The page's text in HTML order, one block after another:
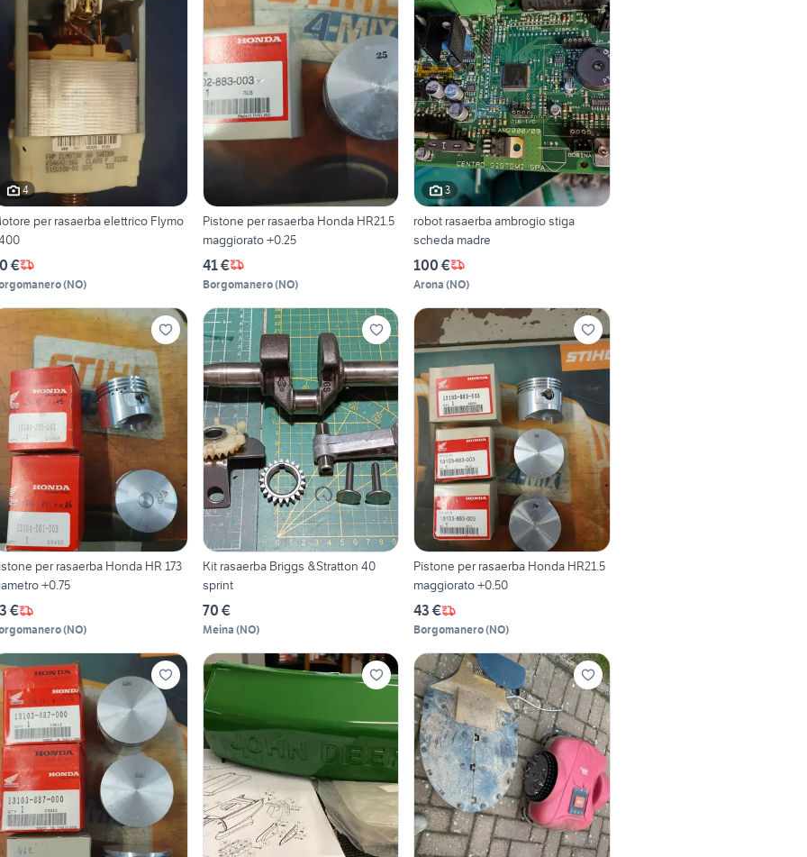
4
per rasaerba elettrico Flymo
€
(NO)
Pistone per rasaerba Honda HR21.5
maggiorato +0.25
41 €
Borgomanero(NO)
3
robot rasaerba ambrogio stiga
scheda madre
100 €
Arona (NO)
per rasaerba Honda HR 173
diametro +0.75
€
(NO)
Kit rasaerba Briggs &Stratton 40
sprint
70 €
Meina (NO)
Pistone per rasaerba Honda HR21.5
maggiorato +0.50
43 €
Borgomanero(NO)